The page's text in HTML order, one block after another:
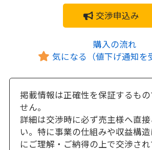
交渉申込み
購入の流れ
気になる（値下げ通知を
掲載情報は正確性を保証するも
せん。
詳細は交渉時に必ず売主様へ直
い。特に事業の仕組みや収益構
にご理解・ご納得の上で交渉され